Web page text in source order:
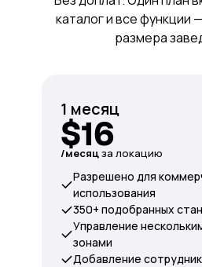
1 месяц
$16
/месяцза локацию
Разрешено для
использования
350+ подобранных
Управление
зонами
Добавление
каталог и все функции
размера